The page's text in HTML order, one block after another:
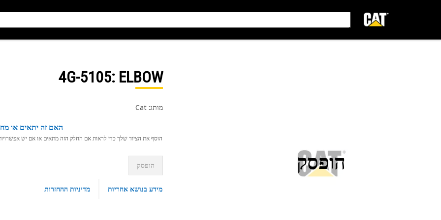
הופסק
4G-5105: ELBOW
מותג: Cat
האם זה יתאים או
הוסף את הציוד שלך כדי לראות אם החלק הזה מתאים או אם יש אפשרויות
הופסק
מידע בנושא אחריות מדיניות ההחזרות